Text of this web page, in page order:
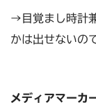
→目覚まし時計
かは出せないの
メディアマーカ